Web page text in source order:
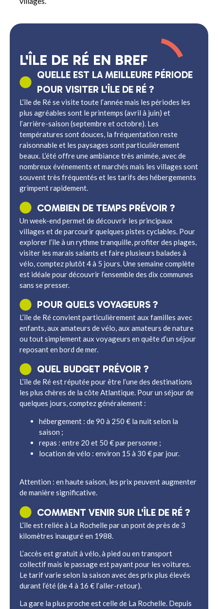
L'ÎLE DE RÉ EN BREF
QUELLE EST LA MEILLEURE PÉRIODE
POUR VISITER L'ÎLE DE RÉ ?
L’île de Ré se visite toute l’année mais les périodes les
plus agréables sont le printemps (avril à juin) et
l’arrière-saison (septembre et octobre). Les
températures sont douces, la fréquentation reste
raisonnable et les paysages sont particulièrement
beaux. L’été offre une ambiance très animée, avec de
nombreux événements et marchés mais les villages sont
souvent très fréquentés et les tarifs des hébergements
grimpent rapidement.
COMBIEN DE TEMPS PRÉVOIR ?
Un week-end permet de découvrir les principaux
villages et de parcourir quelques pistes cyclables. Pour
explorer l’île à un rythme tranquille, profiter des plages,
visiter les marais salants et faire plusieurs balades à
vélo, comptez plutôt 4 à 5 jours. Une semaine complète
est idéale pour découvrir l’ensemble des dix communes
sans se presser.
POUR QUELS VOYAGEURS ?
L’île de Ré convient particulièrement aux familles avec
enfants, aux amateurs de vélo, aux amateurs de nature
ou tout simplement aux voyageurs en quête d’un séjour
reposant en bord de mer.
QUEL BUDGET PRÉVOIR ?
L’île de Ré est réputée pour être l’une des destinations
les plus chères de la côte Atlantique. Pour un séjour de
quelques jours, comptez généralement :
hébergement : de 90 à 250 € la nuit selon la
saison ;
repas : entre 20 et 50 € par personne ;
location de vélo : environ 15 à 30 € par jour.
Attention : en haute saison, les prix peuvent augmenter
de manière significative.
COMMENT VENIR SUR L'ÎLE DE RÉ ?
L’île est reliée à La Rochelle par un pont de près de 3
kilomètres inauguré en 1988.
L’accès est gratuit à vélo, à pied ou en transport
collectif mais le passage est payant pour les voitures.
Le tarif varie selon la saison avec des prix plus élevés
durant l’été (de 4 à 16 € l’aller-retour).
La gare la plus proche est celle de La Rochelle. Depuis